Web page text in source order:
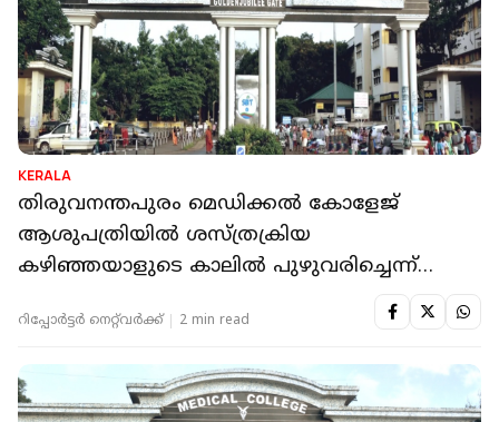
KERALA
തിരുവനന്തപുരം മെഡിക്കൽ കോളേജ്
ആശുപത്രിയിൽ ശസ്ത്രക്രിയ
കഴിഞ്ഞയാളുടെ കാലിൽ പുഴുവരിച്ചെന്ന്
റിപ്പോർട്ടർ നെറ്റ്‌വര്‍ക്ക്‌ 2 min read